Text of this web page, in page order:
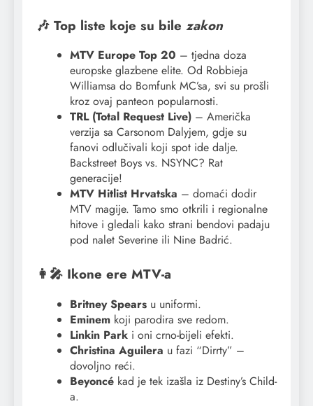
🎶 Top liste koje su bile zakon
MTV Europe Top 20 – tjedna doza
europske glazbene elite. Od Robbieja
Williamsa do Bomfunk MC’sa, svi su prošli
kroz ovaj panteon popularnosti.
TRL (Total Request Live) – Američka
verzija sa Carsonom Dalyjem, gdje su
fanovi odlučivali koji spot ide dalje.
Backstreet Boys vs. NSYNC? Rat
generacije!
MTV Hitlist Hrvatska – domaći dodir
MTV magije. Tamo smo otkrili i regionalne
hitove i gledali kako strani bendovi padaju
pod nalet Severine ili Nine Badrić.
👩‍🎤 Ikone ere MTV-a
Britney Spears u uniformi.
Eminem koji parodira sve redom.
Linkin Park i oni crno-bijeli efekti.
Christina Aguilera u fazi “Dirrty” –
dovoljno reći.
Beyoncé kad je tek izašla iz Destiny’s Child-
a.